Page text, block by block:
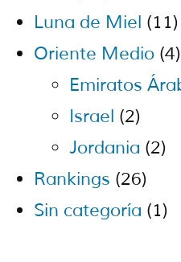
Luna de Miel (11)
Oriente Medio (4)
Emiratos
Israel (2)
Jordania (2)
Rankings (26)
Sin categoría (1)